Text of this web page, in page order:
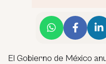
El Gobierno de México